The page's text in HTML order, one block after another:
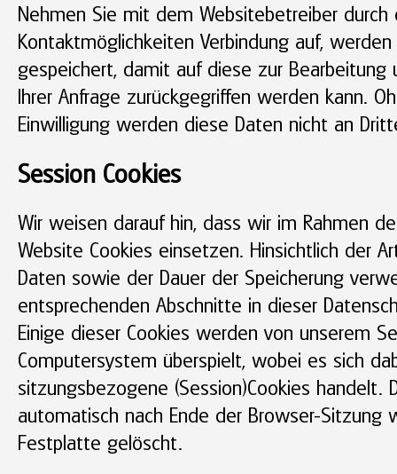
Nehmen Sie mit dem Websitebetreiber
Kontaktmöglichkeiten Verbindung auf, werden
gespeichert, damit auf diese zur Bearbeitung
Ihrer Anfrage zurückgegriffen werden kann.
Einwilligung werden diese Daten nicht an
Session Cookies
Wir weisen darauf hin, dass wir im Rahmen
Website Cookies einsetzen. Hinsichtlich der
Daten sowie der Dauer der Speicherung
entsprechenden Abschnitte in dieser
Einige dieser Cookies werden von unserem
Computersystem überspielt, wobei es sich
sitzungsbezogene (Session)Cookies handelt.
automatisch nach Ende der Browser-Sitzung
Festplatte gelöscht.